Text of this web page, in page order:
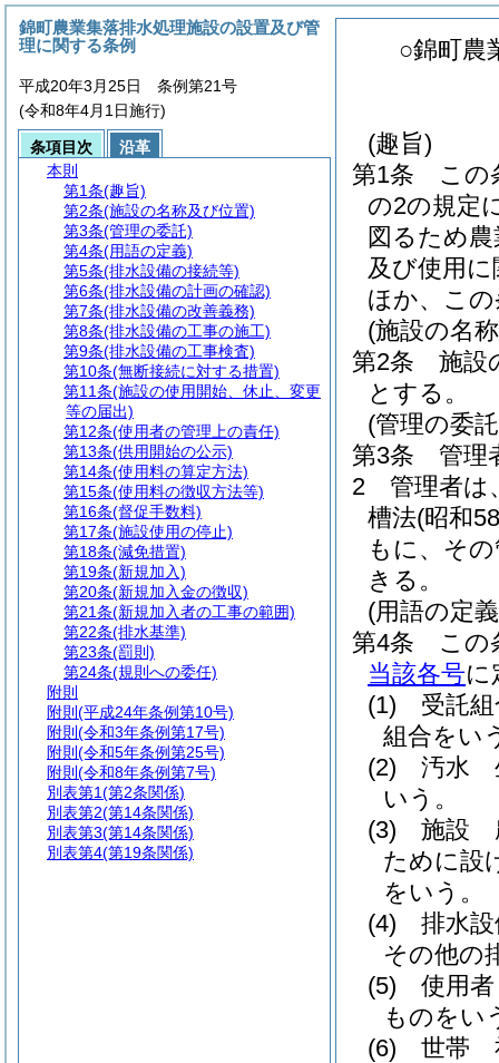
○錦町農
(趣旨)
第1条
この
の2の規定
図るため
及び使用
ほか、こ
(施設の名
第2条
施設
とする。
(管理の委
第3条
管理
2
管理者は
槽法(昭和
もに、そ
きる。
(用語の定
第4条
この
当該各号に
(1)
受託
組合をい
(2)
汚水
いう。
(3)
施設
ために設
をいう。
(4)
排水
その他の
(5)
使用
ものをい
(6)
世帯
錦町農業集落排水処理施設の設置及び管
理に関する条例
平成20年3月25日 条例第21号
(令和8年4月1日施行)
条項目次
沿革
本則
第1条(趣旨)
第2条(施設の名称及び位置)
第3条(管理の委託)
第4条(用語の定義)
第5条(排水設備の接続等)
第6条(排水設備の計画の確認)
第7条(排水設備の改善義務)
第8条(排水設備の工事の施工)
第9条(排水設備の工事検査)
第10条(無断接続に対する措置)
第11条(施設の使用開始、休止、変更
等の届出)
第12条(使用者の管理上の責任)
第13条(供用開始の公示)
第14条(使用料の算定方法)
第15条(使用料の徴収方法等)
第16条(督促手数料)
第17条(施設使用の停止)
第18条(減免措置)
第19条(新規加入)
第20条(新規加入金の徴収)
第21条(新規加入者の工事の範囲)
第22条(排水基準)
第23条(罰則)
第24条(規則への委任)
附則
附則 (平成24年条例第10号)
附則 (令和3年条例第17号)
附則 (令和5年条例第25号)
附則 (令和8年条例第7号)
別表第1(第2条関係)
別表第2(第14条関係)
別表第3(第14条関係)
別表第4(第19条関係)